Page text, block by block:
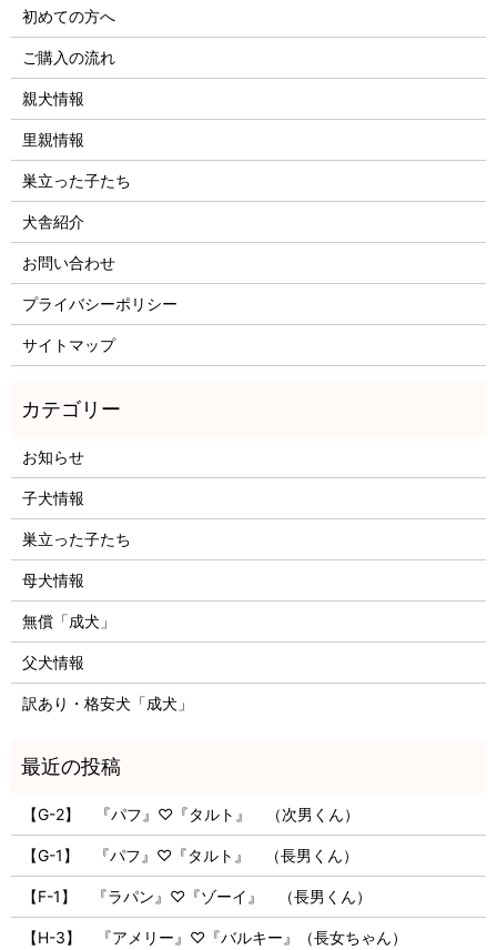
初めての方へ
ご購入の流れ
親犬情報
里親情報
巣立った子たち
犬舎紹介
お問い合わせ
プライバシーポリシー
サイトマップ
お知らせ
子犬情報
巣立った子たち
母犬情報
無償「成犬」
父犬情報
訳あり・格安犬「成犬」
【G-2】 『パフ』♡『タルト』 （次男くん）
【G-1】 『パフ』♡『タルト』 （長男くん）
【F-1】 『ラパン』♡『ゾーイ』 （長男くん）
【H-3】 『アメリー』♡『バルキー』（長女ちゃん）